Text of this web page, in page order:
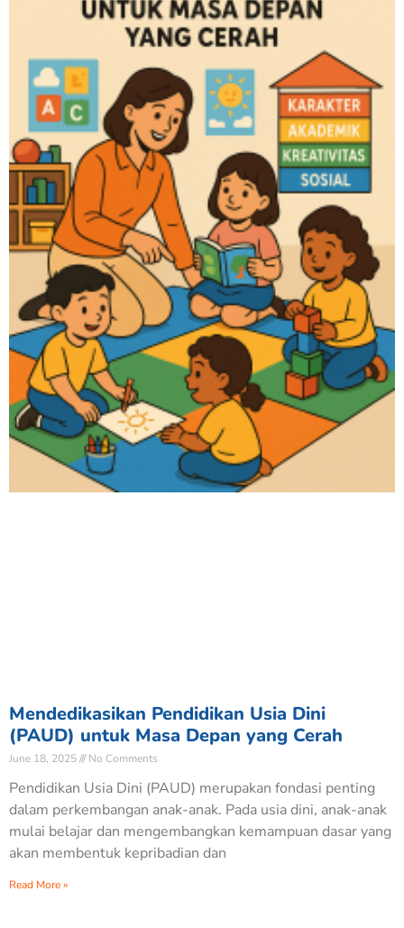
Mendedikasikan Pendidikan Usia Dini
(PAUD) untuk Masa Depan yang Cerah
June 18, 2025 No Comments
Pendidikan Usia Dini (PAUD) merupakan fondasi penting
dalam perkembangan anak-anak. Pada usia dini, anak-anak
mulai belajar dan mengembangkan kemampuan dasar yang
akan membentuk kepribadian dan
Read More »